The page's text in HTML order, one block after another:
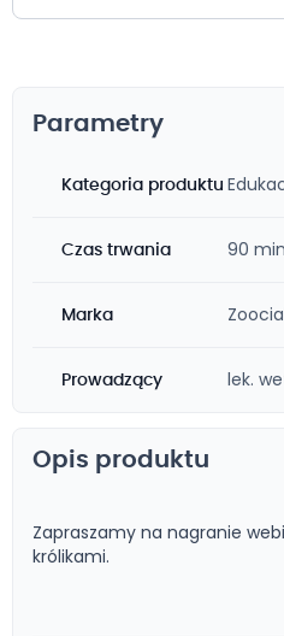
Parametry
Kategoria produktu
Czas trwania 90 min
Marka
Prowadzący lek.
Opis produktu
Zapraszamy na nagranie
królikami.